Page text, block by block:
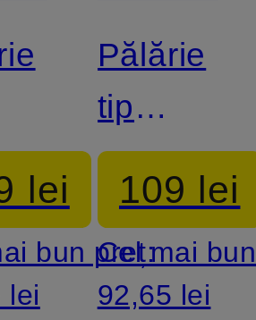
lei
bun preț:
lei
Pălărie
tip
găleată
109 lei
Cel mai
92,65 lei